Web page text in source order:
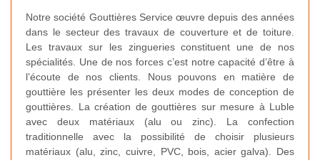
Notre société Gouttières Service œuvre depuis des années
dans le secteur des travaux de couverture et de toiture.
Les travaux sur les zingueries constituent une de nos
spécialités. Une de nos forces c’est notre capacité d’être à
l’écoute de nos clients. Nous pouvons en matière de
gouttière les présenter les deux modes de conception de
gouttières. La création de gouttières sur mesure à Luble
avec deux matériaux (alu ou zinc). La confection
traditionnelle avec la possibilité de choisir plusieurs
matériaux (alu, zinc, cuivre, PVC, bois, acier galva). Des